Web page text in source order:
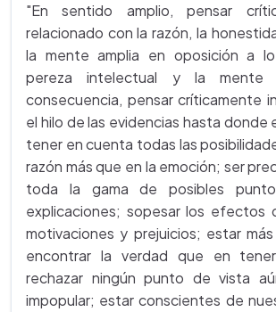
"En sentido amplio, pensar
relacionado con la razón, la
la mente amplia en oposición a
pereza intelectual y la mente
consecuencia, pensar críticamente
el hilo de las evidencias hasta donde
tener en cuenta todas las
razón más que en la emoción; ser
toda la gama de posibles
explicaciones; sopesar los efectos
motivaciones y prejuicios; estar
encontrar la verdad que en
rechazar ningún punto de vista
impopular; estar conscientes de